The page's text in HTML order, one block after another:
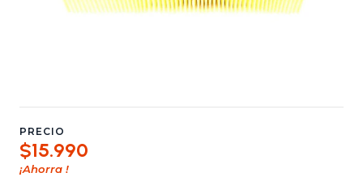
PRECIO
$15.990
¡Ahorra !